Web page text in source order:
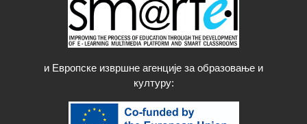
и Европске извршне агенције за образовање и
културу: